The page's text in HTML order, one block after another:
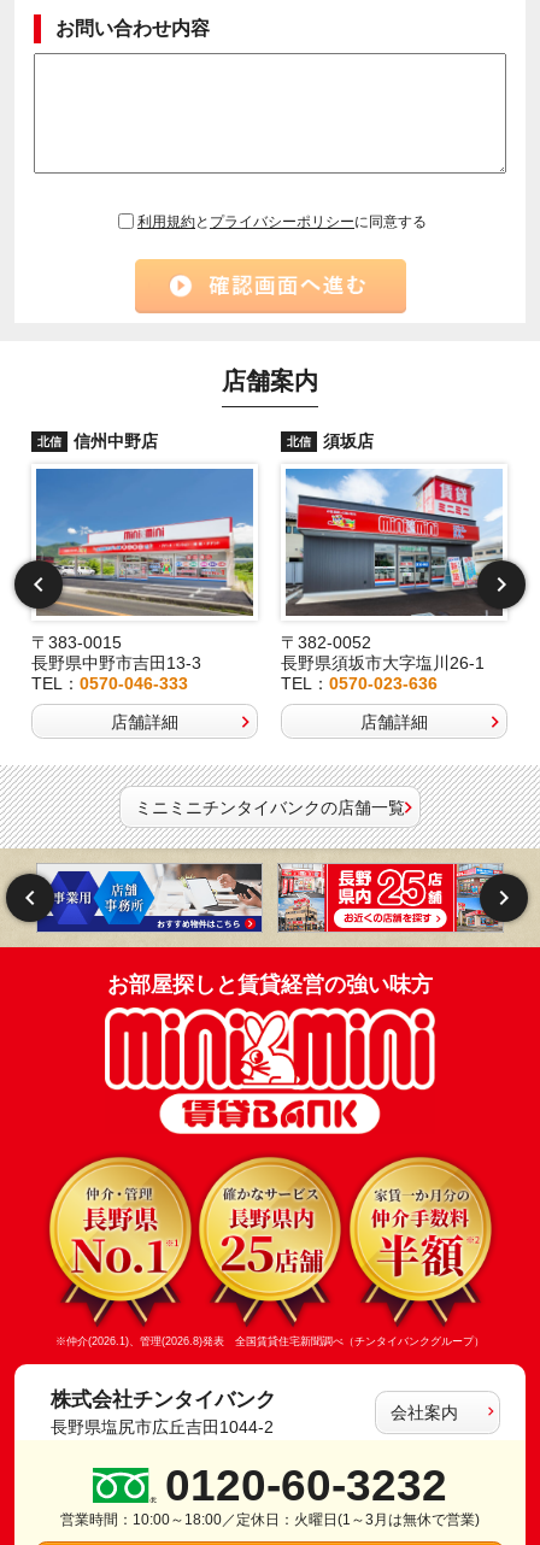
お問い合わせ内容
利用規約と プライバシーポリシーに同意する
店舗案内
北信 信州中野店
〒383-0015
長野県中野市吉田13-3
TEL： 0570-046-333
店舗詳細
北信 須坂店
〒382-0052
長野県須坂市大字塩川26-1
TEL：0570-023-636
店舗詳細
ミニミニチンタイバンクの店舗一覧
お部屋探しと賃貸経営の強い味方
※仲介(2026.1)、管理(2026.8)発表 全国賃貸住宅新聞調べ（チンタイバンクグループ）
株式会社チンタイバンク
長野県塩尻市広丘吉田1044-2
会社案内
0120-60-3232
営業時間：10:00～18:00／定休日：火曜日(1～3月は無休で営業)